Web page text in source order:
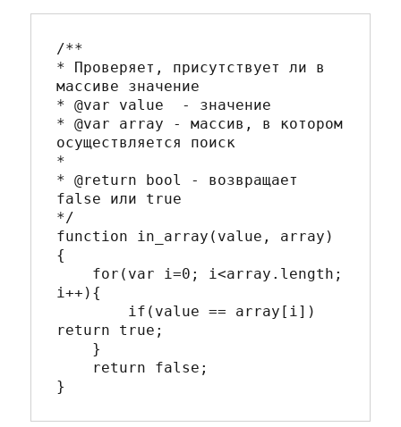
/**
* Проверяет, присутствует ли в
массиве значение
* @var value  - значение
* @var array - массив, в котором
осуществляется поиск
*
* @return bool - возвращает
false или true
*/
function in_array(value, array)
{
i++){
return true;